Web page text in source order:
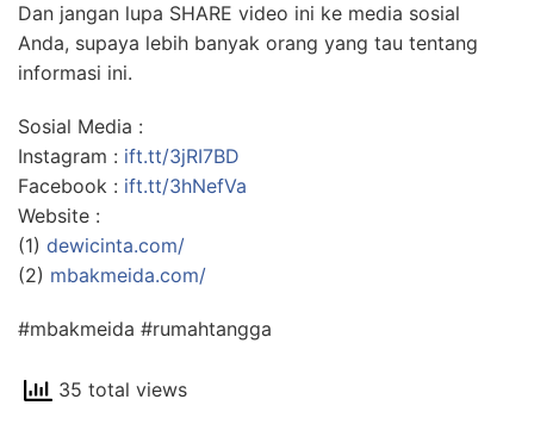
Dan jangan lupa SHARE video ini ke media sosial
Anda, supaya lebih banyak orang yang tau tentang
informasi ini.
Sosial Media :
Instagram : ift.tt/3jRI7BD
Facebook : ift.tt/3hNefVa
Website :
(1) dewicinta.com/
(2) mbakmeida.com/
#mbakmeida #rumahtangga
35 total views